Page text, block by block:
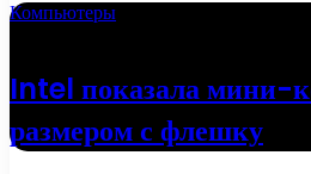
Компьютеры
Intel показала мини-
размером с флешку